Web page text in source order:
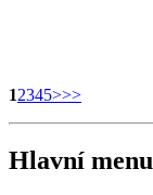
12345>>>
Hlavní menu